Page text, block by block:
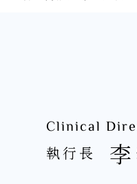
Clinical
執行長